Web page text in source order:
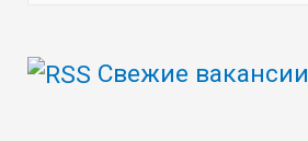
е
Свежие вакансии